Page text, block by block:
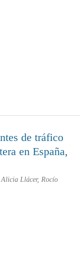
de tráfico
en España,
Alicia Llácer, Rocío